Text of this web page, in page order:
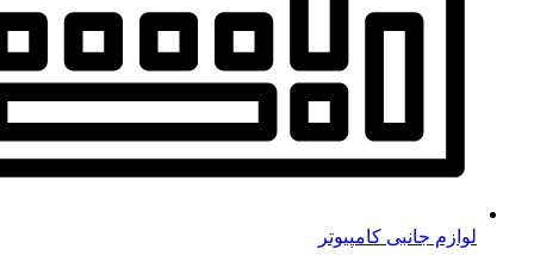
لوازم جانبی کامپیوتر